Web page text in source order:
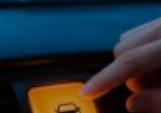
po kroku